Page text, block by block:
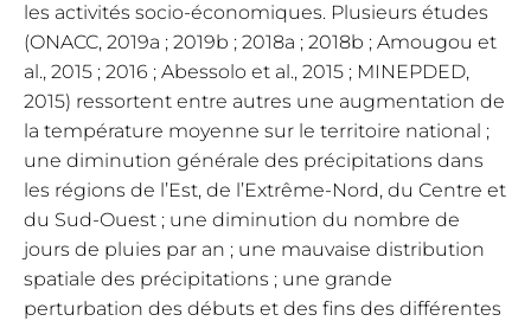
les activités socio-économiques. Plusieurs études
(ONACC, 2019a ; 2019b ; 2018a ; 2018b ; Amougou et
al., 2015 ; 2016 ; Abessolo et al., 2015 ; MINEPDED,
2015) ressortent entre autres une augmentation de
la température moyenne sur le territoire national ;
une diminution générale des précipitations dans
les régions de l’Est, de l’Extrême-Nord, du Centre et
du Sud-Ouest ; une diminution du nombre de
jours de pluies par an ; une mauvaise distribution
spatiale des précipitations ; une grande
perturbation des débuts et des fins des différentes